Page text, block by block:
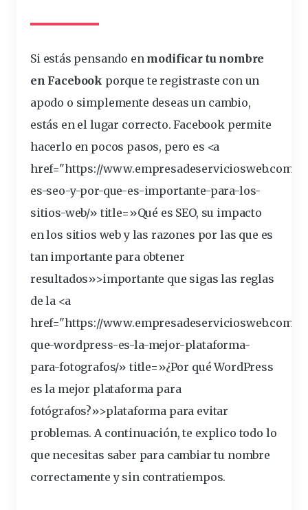
Si estás pensando en modificartu nombre
en Facebook porque te registraste con un
apodo o simplemente deseas un cambio,
estás en el lugar correcto. Facebook permite
hacerlo en pocos pasos, pero es <a
href="https://www.empresadeserviciosweb.com/
es-seo-y-por-que-es-importante-para-los-
sitios-web/» title=»Qué es SEO, su impacto
en los sitios web y las razones por las que es
tan importante para obtener
resultados»>importante que sigas las reglas
de la <a
href="https://www.empresadeserviciosweb.com/
que-wordpress-es-la-mejor-plataforma-
para-fotografos/» title=»¿Por qué WordPress
es la mejor plataforma para
fotógrafos?»>plataforma para evitar
problemas. A continuación, te explico todo lo
que necesitas saber para cambiar tu nombre
correctamente y sin contratiempos.